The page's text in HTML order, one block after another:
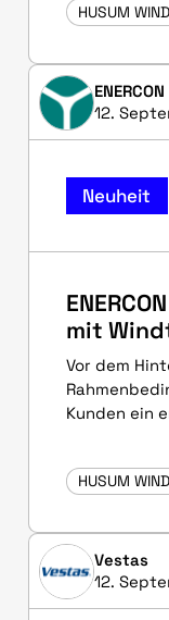
HUSUM
ENERCON
12.
Neuheit
mit
Vor dem
Kunden ein
HUSUM
Vestas
12.